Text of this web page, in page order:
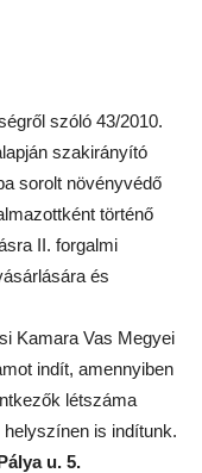
szóló 43/2010.
szakirányító
sorolt növényvédő
történő
II. forgalmi
és
Kamara Vas Megyei
indít, amennyiben
létszáma
is indítunk.
u. 5.